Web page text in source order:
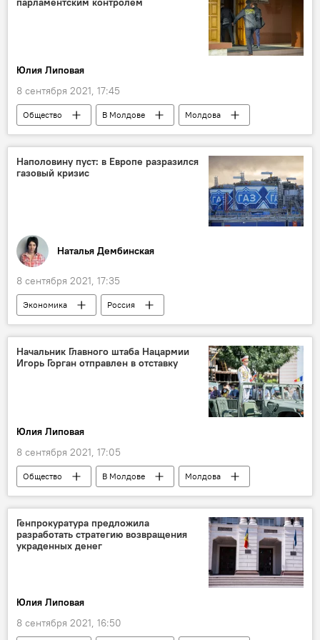
Юлия Липовая
8 сентября 2021, 17:45
Общество В Молдове
Молдова
Национальный антикоррупционный центр
Наполовину пуст: в Европе разразился
газовый кризис
Наталья Дембинская
8 сентября 2021, 17:35
Экономика
Россия
Северный поток-2
"Газпром"
Начальник Главного штаба Нацармии
Игорь Горган отправлен в отставку
Юлия Липовая
8 сентября 2021, 17:05
Общество В Молдове
Молдова
Игорь Горган
Генпрокуратура предложила
разработать стратегию возвращения
украденных денег
Юлия Липовая
8 сентября 2021, 16:50